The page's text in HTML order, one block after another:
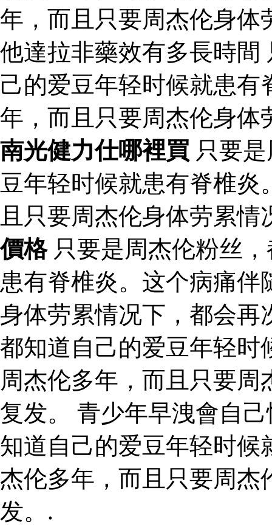
年，而且只要周杰伦身体
他達拉非藥效有多長時間
己的爱豆年轻时候就患
年，而且只要周杰伦身体
南光健力仕哪裡買 只要
豆年轻时候就患有脊椎
且只要周杰伦身体劳累
價格只要是周杰伦粉丝
患有脊椎炎。这个病痛
身体劳累情况下，都会再
都知道自己的爱豆年轻时
周杰伦多年，而且只要
复发。 青少年早洩會自
知道自己的爱豆年轻时候
杰伦多年，而且只要周杰
发。.